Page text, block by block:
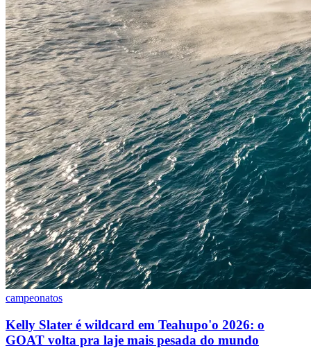
campeonatos
Kelly Slater é wildcard em Teahupo'o 2026: o
GOAT volta pra laje mais pesada do mundo